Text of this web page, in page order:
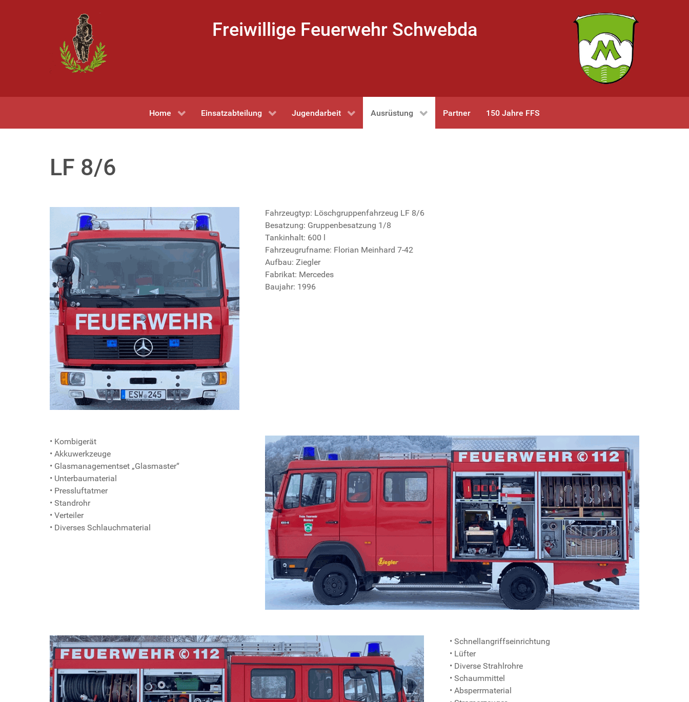
Freiwillige Feuerwehr Schwebda
Home Einsatzabteilung Jugendarbeit Ausrüstung Partner 150 Jahre FFS
LF 8/6
Fahrzeugtyp: Löschgruppenfahrzeug LF 8/6
Besatzung: Gruppenbesatzung 1/8
Tankinhalt: 600 l
Fahrzeugrufname: Florian Meinhard 7-42
Aufbau: Ziegler
Fabrikat: Mercedes
Baujahr: 1996
• Kombigerät
• Akkuwerkzeuge
• Glasmanagementset „Glasmaster“
• Unterbaumaterial
• Pressluftatmer
• Standrohr
• Verteiler
• Diverses Schlauchmaterial
• Schnellangriffseinrichtung
• Lüfter
• Diverse Strahlrohre
• Schaummittel
• Absperrmaterial